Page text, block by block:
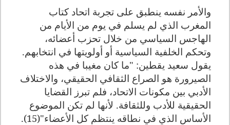
والأمر نفسه ينطبق على تجربة اتحاد كتاب
المغرب الذي لم يسلم في يوم من الأيام من
الهاجس السياسي من خلال تحزب أعضائه،
وتحكم الخلفية السياسية أو أولويتها في انتخابهم.
يقول سعيد يقطين: "ما كان مغيبا في هذه
الصيرورة هو الصراع الثقافي الحقيقي، والاختلاف
الأدبي بين مكونات الاتحاد، فلم تبرز القضايا
الحقيقية للأدب وللثقافة. لأنها لم تكن الموضوع
الأساس الذي في نطاقه ينتظم كل الأعضاء"(15).